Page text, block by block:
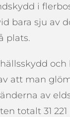
i
bara sju av
plats.
och
att man
av
totalt 31 221